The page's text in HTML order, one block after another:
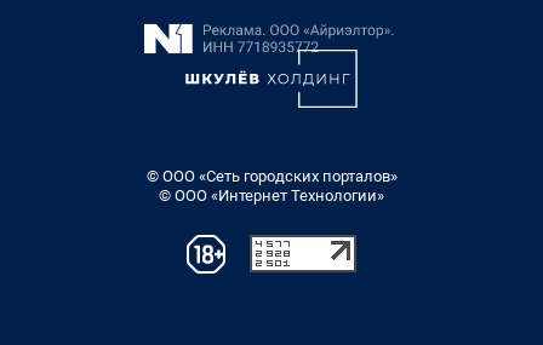
© ООО «Сеть городских порталов»
© ООО «Интернет Технологии»